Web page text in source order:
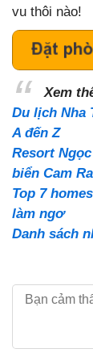
vu thôi nào!
Xem
Du lịch Nha
A đến Z
Resort
biển Cam
Top 7
làm ngơ
Danh sách